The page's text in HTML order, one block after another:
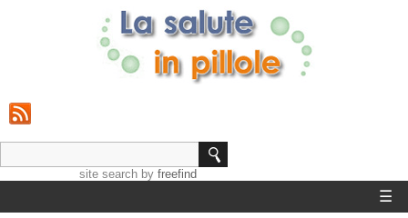
site search by freefind
☰